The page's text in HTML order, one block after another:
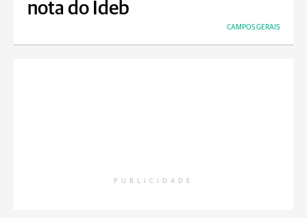
nota do Ideb
CAMPOS GERAIS
PUBLICIDADE